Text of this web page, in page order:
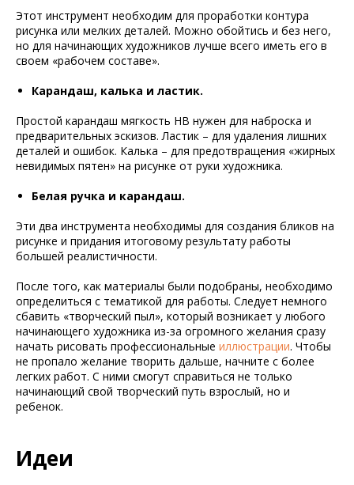
Этот инструмент необходим для проработки контура
рисунка или мелких деталей. Можно обойтись и без него,
но для начинающих художников лучше всего иметь его в
своем «рабочем составе».
Карандаш, калька и ластик.
Простой карандаш мягкость HB нужен для наброска и
предварительных эскизов. Ластик – для удаления лишних
деталей и ошибок. Калька – для предотвращения «жирных
невидимых пятен» на рисунке от руки художника.
Белая ручка и карандаш.
Эти два инструмента необходимы для создания бликов на
рисунке и придания итоговому результату работы
большей реалистичности.
После того, как материалы были подобраны, необходимо
определиться с тематикой для работы. Следует немного
сбавить «творческий пыл», который возникает у любого
начинающего художника из-за огромного желания сразу
начать рисовать профессиональные иллюстрации. Чтобы
не пропало желание творить дальше, начните с более
легких работ. С ними смогут справиться не только
начинающий свой творческий путь взрослый, но и
ребенок.
Идеи